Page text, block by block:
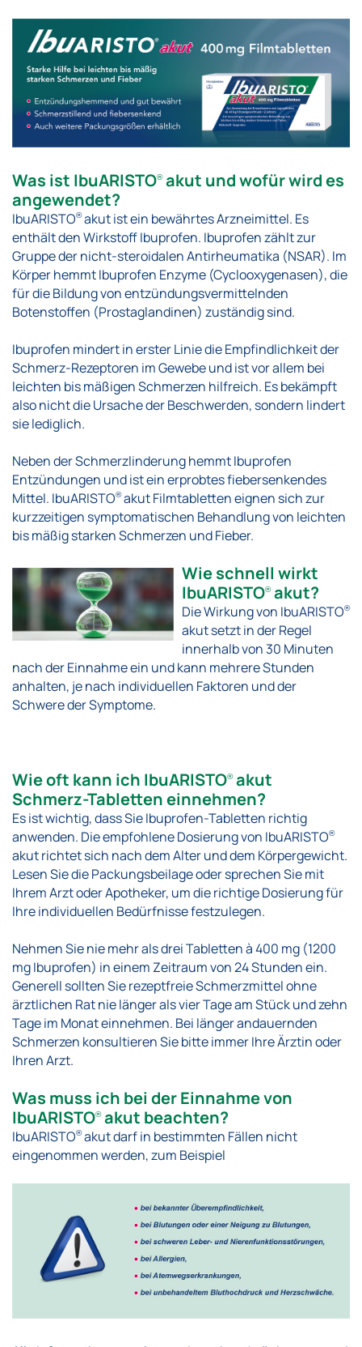
Was ist IbuARISTO®akut und wofür wird es
angewendet?
IbuARISTO®akut ist ein bewährtes Arzneimittel. Es
enthält den Wirkstoff Ibuprofen. Ibuprofen zählt zur
Gruppe der nicht-steroidalen Antirheumatika (NSAR). Im
Körper hemmt Ibuprofen Enzyme (Cyclooxygenasen), die
für die Bildung von entzündungsvermittelnden
Botenstoffen (Prostaglandinen) zuständig sind.
Ibuprofen mindert in erster Linie die Empfindlichkeit der
Schmerz-Rezeptoren im Gewebe und ist vor allem bei
leichten bis mäßigen Schmerzen hilfreich. Es bekämpft
also nicht die Ursache der Beschwerden, sondern lindert
sie lediglich.
Neben der Schmerzlinderung hemmt Ibuprofen
Entzündungen und ist ein erprobtes fiebersenkendes
Mittel. IbuARISTO®akut Filmtabletten eignen sich zur
kurzzeitigen symptomatischen Behandlung von leichten
bis mäßig starken Schmerzen und Fieber.
Wie schnell wirkt
IbuARISTO®akut?
Die Wirkung von IbuARISTO®
akut setzt in der Regel
innerhalb von 30 Minuten
nach der Einnahme ein und kann mehrere Stunden
anhalten, je nach individuellen Faktoren und der
Schwere der Symptome.
Wie oft kann ich IbuARISTO®akut
Schmerz-Tabletten einnehmen?
Es ist wichtig, dass Sie Ibuprofen-Tabletten richtig
anwenden. Die empfohlene Dosierung von IbuARISTO®
akut richtet sich nach dem Alter und dem Körpergewicht.
Lesen Sie die Packungsbeilage oder sprechen Sie mit
Ihrem Arzt oder Apotheker, um die richtige Dosierung für
Ihre individuellen Bedürfnisse festzulegen.
Nehmen Sie nie mehr als drei Tabletten à 400 mg (1200
mg Ibuprofen) in einem Zeitraum von 24 Stunden ein.
Generell sollten Sie rezeptfreie Schmerzmittel ohne
ärztlichen Rat nie länger als vier Tage am Stück und zehn
Tage im Monat einnehmen. Bei länger andauernden
Schmerzen konsultieren Sie bitte immer Ihre Ärztin oder
Ihren Arzt.
Was muss ich bei der Einnahme von
IbuARISTO®akut beachten?
IbuARISTO®akut darf in bestimmten Fällen nicht
eingenommen werden, zum Beispiel